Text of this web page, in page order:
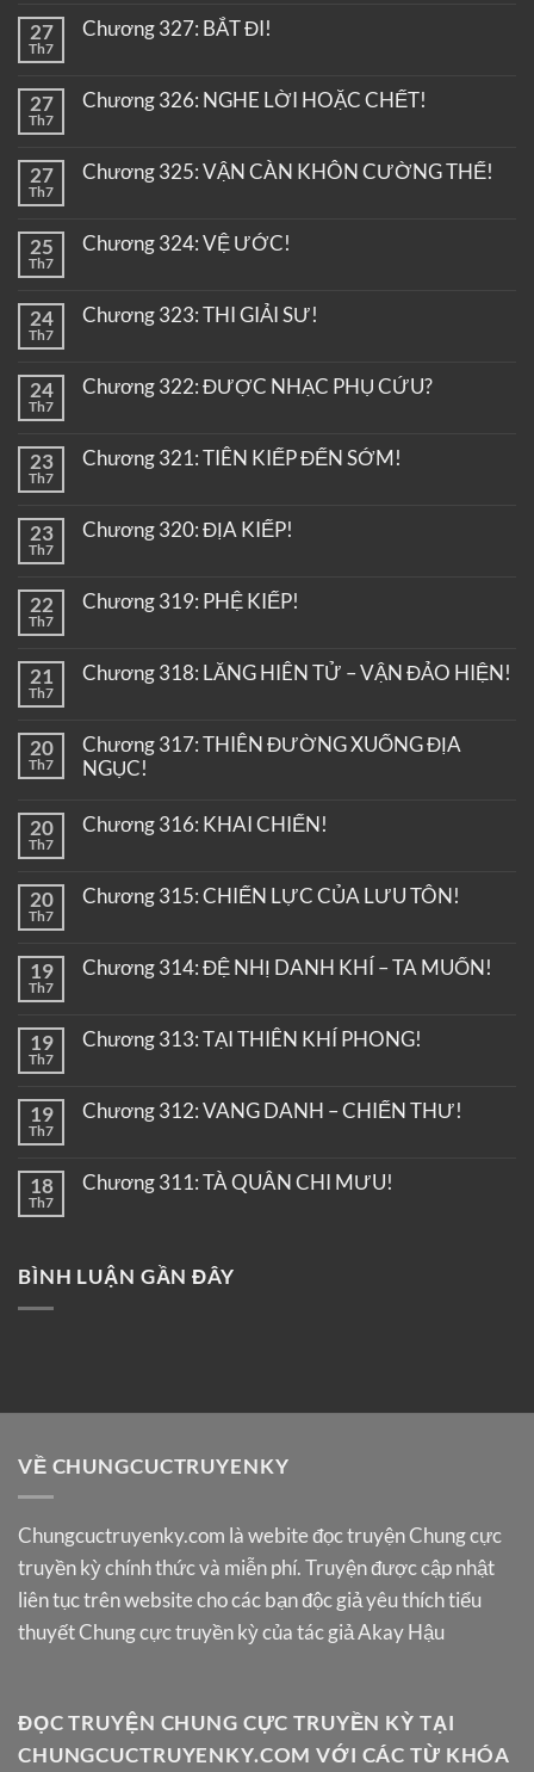
27
Th7
Chương 327: BẮT ĐI!
27
Th7
Chương 326: NGHE LỜI HOẶC CHẾT!
27
Th7
Chương 325: VẬN CÀN KHÔN CƯỜNG THẾ!
25
Th7
Chương 324: VỆ ƯỚC!
24
Th7
Chương 323: THI GIẢI SƯ!
24
Th7
Chương 322: ĐƯỢC NHẠC PHỤ CỨU?
23
Th7
Chương 321: TIÊN KIẾP ĐẾN SỚM!
23
Th7
Chương 320: ĐỊA KIẾP!
22
Th7
Chương 319: PHỆ KIẾP!
21
Th7
Chương 318: LĂNG HIÊN TỬ – VẬN ĐẢO HIỆN!
20
Th7
Chương 317: THIÊN ĐƯỜNG XUỐNG ĐỊA
NGỤC!
20
Th7
Chương 316: KHAI CHIẾN!
20
Th7
Chương 315: CHIẾN LỰC CỦA LƯU TÔN!
19
Th7
Chương 314: ĐỆ NHỊ DANH KHÍ – TA MUỐN!
19
Th7
Chương 313: TẠI THIÊN KHÍ PHONG!
19
Th7
Chương 312: VANG DANH – CHIẾN THƯ!
18
Th7
Chương 311: TÀ QUÂN CHI MƯU!
BÌNH LUẬN GẦN ĐÂY
VỀ CHUNGCUCTRUYENKY
Chungcuctruyenky.com là webite đọc truyện Chung cực
truyền kỳ chính thức và miễn phí. Truyện được cập nhật
liên tục trên website cho các bạn độc giả yêu thích tiểu
thuyết Chung cực truyền kỳ của tác giả Akay Hậu
ĐỌC TRUYỆN CHUNG CỰC TRUYỀN KỲ TẠI
CHUNGCUCTRUYENKY.COM VỚI CÁC TỪ KHÓA